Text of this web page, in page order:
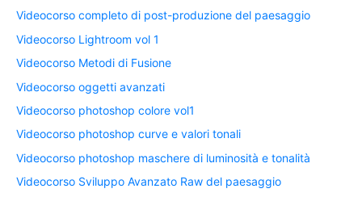
Videocorso completo di post-produzione del paesaggio
Videocorso Lightroom vol 1
Videocorso Metodi di Fusione
Videocorso oggetti avanzati
Videocorso photoshop colore vol1
Videocorso photoshop curve e valori tonali
Videocorso photoshop maschere di luminosità e tonalità
Videocorso Sviluppo Avanzato Raw del paesaggio